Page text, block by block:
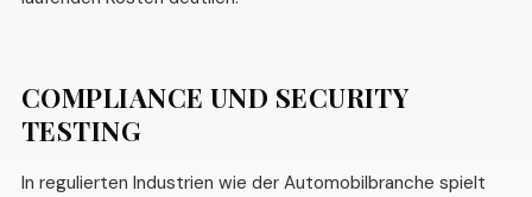
COMPLIANCE UND SECURITY
TESTING
In regulierten Industrien wie der Automobilbranche spielt